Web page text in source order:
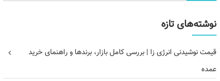
نوشته‌های تازه
قیمت نوشیدنی انرژی زا | بررسی کامل بازار، برندها و راهنمای خرید
عمده